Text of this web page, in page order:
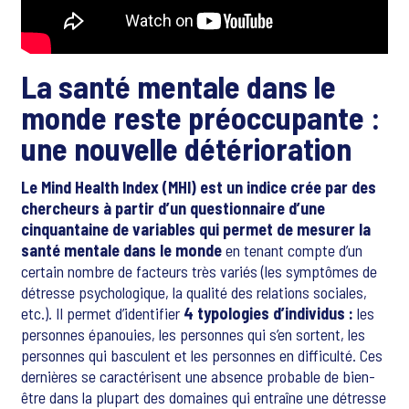
La santé mentale dans le
monde reste préoccupante :
une nouvelle détérioration
Le Mind Health Index (MHI) est un indice crée par des
chercheurs à partir d’un questionnaire d’une
cinquantaine de variables qui permet de mesurer la
santé mentale dans le mondeen tenant compte d’un
certain nombre de facteurs très variés (les symptômes de
détresse psychologique, la qualité des relations sociales,
etc.). Il permet d’identifier 4 typologies d’individus : les
personnes épanouies, les personnes qui s’en sortent, les
personnes qui basculent et les personnes en difficulté. Ces
dernières se caractérisent une absence probable de bien-
être dans la plupart des domaines qui entraîne une détresse